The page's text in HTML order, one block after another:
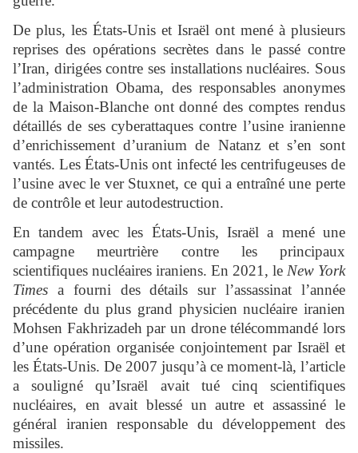
De plus, les États-Unis et Israël ont mené à plusieurs
reprises des opérations secrètes dans le passé contre
l’Iran, dirigées contre ses installations nucléaires. Sous
l’administration Obama, des responsables anonymes
de la Maison-Blanche ont donné des comptes rendus
détaillés de ses cyberattaques contre l’usine iranienne
d’enrichissement d’uranium de Natanz et s’en sont
vantés. Les États-Unis ont infecté les centrifugeuses de
l’usine avec le ver Stuxnet, ce qui a entraîné une perte
de contrôle et leur autodestruction.
En tandem avec les États-Unis, Israël a mené une
campagne meurtrière contre les principaux
scientifiques nucléaires iraniens. En 2021, le New York
Times a fourni des détails sur l’assassinat l’année
précédente du plus grand physicien nucléaire iranien
Mohsen Fakhrizadeh par un drone télécommandé lors
d’une opération organisée conjointement par Israël et
les États-Unis. De 2007 jusqu’à ce moment-là, l’article
a souligné qu’Israël avait tué cinq scientifiques
nucléaires, en avait blessé un autre et assassiné le
général iranien responsable du développement des
missiles.